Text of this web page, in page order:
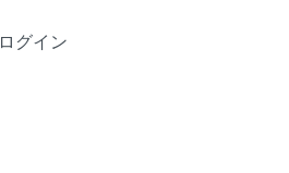
ログイン